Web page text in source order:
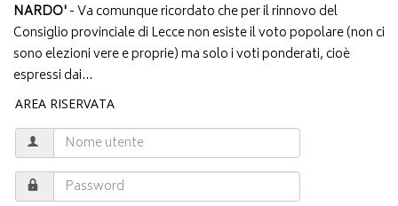
NARDO'- Va comunque ricordato che per il rinnovo del
Consiglio provinciale di Lecce non esiste il voto popolare (non ci
sono elezioni vere e proprie) ma solo i voti ponderati, cioè
espressi dai...
AREA RISERVATA